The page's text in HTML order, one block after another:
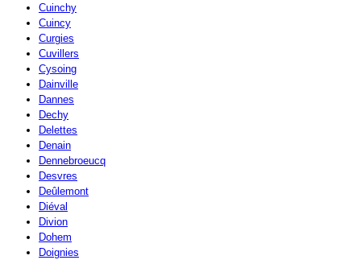
Cuinchy
Cuincy
Curgies
Cuvillers
Cysoing
Dainville
Dannes
Dechy
Delettes
Denain
Dennebroeucq
Desvres
Deûlemont
Diéval
Divion
Dohem
Doignies